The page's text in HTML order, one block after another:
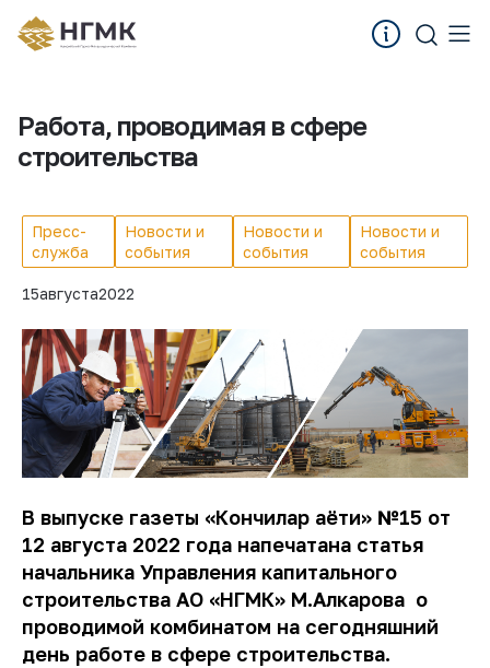
Работа, проводимая в сфере
строительства
Пресс-
служба
Новости и
события
Новости и
события
Новости и
события
15августа2022
В выпуске газеты «Кончилар ҳаёти» №15 от
12 августа 2022 года напечатана статья
начальника Управления капитального
строительства АО «НГМК» М.Алкарова о
проводимой комбинатом на сегодняшний
день работе в сфере строительства.